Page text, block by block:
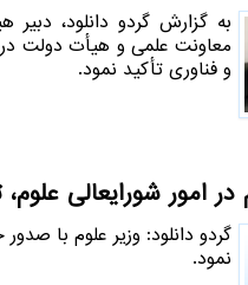
به گزارش گردو دانلود،
معاونت علمی و هیأت دولت
و فناوری تأکید نمود.
در امور شورایعالی
گردو دانلود: وزیر علوم با
نمود.